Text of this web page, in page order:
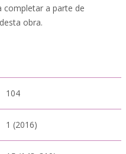
a parte de
obra.
104
1 (2016)